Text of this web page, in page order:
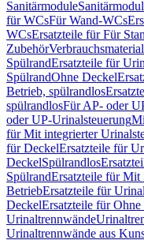
Sanitärmodule
für WCsFür Wand-WCs
WCsErsatzteile für Für
ZubehörVerbrauchsmaterial
SpülrandErsatzteile für
SpülrandOhne Deckel
Betrieb, spülrandlos
spülrandlosFür AP- oder
oder UP-Urinalsteuerung
für Mit integrierter
für DeckelErsatzteile für
DeckelSpülrandlos
SpülrandErsatzteile für Mit
BetriebErsatzteile für
DeckelErsatzteile für Ohne
Urinaltrennwände
Urinaltrennwände aus